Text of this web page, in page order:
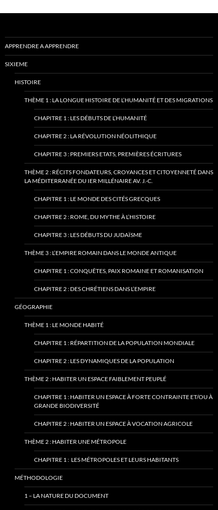
APPRENDRE A APPRENDRE
SIXIEME
HISTOIRE
THÈME 1 : LA LONGUE HISTOIRE DE L’HUMANITÉ ET DES MIGRATIONS
CHAPITRE 1 : LES DÉBUTS DE L’HUMANITÉ
CHAPITRE 2 : LA RÉVOLUTION NÉOLITHIQUE
CHAPITRE 3 : PREMIERS ETATS, PREMIÈRES ÉCRITURES
THÈME 2 : RÉCITS FONDATEURS, CROYANCES ET CITOYENNETÉ DANS
LA MÉDITERRANÉE DU IER MILLÉNAIRE AV. J.-C.
CHAPITRE 1 : LE MONDE DES CITÉS GRECQUES
CHAPITRE 2 : ROME, DU MYTHE À L’HISTOIRE
CHAPITRE 3 : LES DÉBUTS DU JUDAÏSME
THÈME 3 : L’EMPIRE ROMAIN DANS LE MONDE ANTIQUE
CHAPITRE 1 : CONQUÊTES, PAIX ROMAINE ET ROMANISATION
CHAPITRE 2 : DES CHRÉTIENS DANS L’EMPIRE
GÉOGRAPHIE
THÈME 1 : LE MONDE HABITÉ
CHAPITRE 1 : RÉPARTITION DE LA POPULATION MONDIALE
CHAPITRE 2 : LES DYNAMIQUES DE LA POPULATION
THÈME 2 : HABITER UN ESPACE FAIBLEMENT PEUPLÉ
CHAPITRE 1 : HABITER UN ESPACE À FORTE CONTRAINTE ET/OU À
GRANDE BIODIVERSITÉ
CHAPITRE 2 : HABITER UN ESPACE À VOCATION AGRICOLE
THÈME 2 : HABITER UNE MÉTROPOLE
CHAPITRE 1 : LES MÉTROPOLES ET LEURS HABITANTS
MÉTHODOLOGIE
1 – LA NATURE DU DOCUMENT